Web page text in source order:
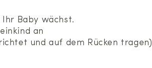
Baby wächst.
an
und auf dem Rücken tragen)